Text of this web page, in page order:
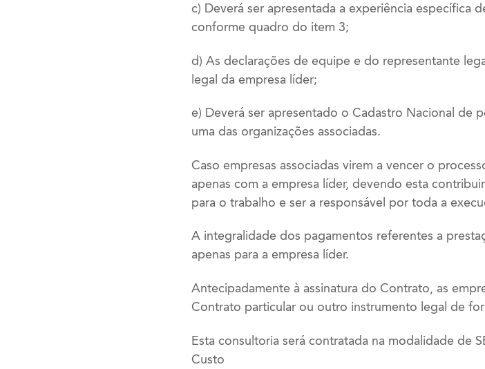
c) Deverá ser apresentada a experiência específica
conforme quadro do item 3;
d) As declarações de equipe e do representante
legal da empresa líder;
e) Deverá ser apresentado o Cadastro Nacional de
uma das organizações associadas.
Caso empresas associadas virem a vencer o
apenas com a empresa líder, devendo esta
para o trabalho e ser a responsável por toda a
A integralidade dos pagamentos referentes a
apenas para a empresa líder.
Antecipadamente à assinatura do Contrato, as
Contrato particular ou outro instrumento legal de
Esta consultoria será contratada na modalidade de
Custo